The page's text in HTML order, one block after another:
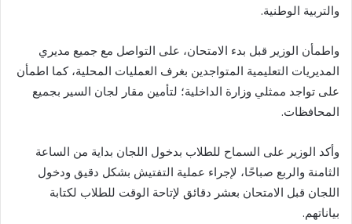
والتربية الوطنية.
واطمأن الوزير قبل بدء الامتحان، على التواصل مع جميع مديري
المديريات التعليمية المتواجدين بغرف العمليات المحلية، كما اطمأن
على تواجد ممثلي وزارة الداخلية؛ لتأمين مقار لجان السير بجميع
المحافظات.
وأكد الوزير على السماح للطلاب بدخول اللجان بداية من الساعة
الثامنة والربع صباحًا، لإجراء عملية التفتيش بشكل دقيق ودخول
اللجان قبل الامتحان بعشر دقائق لإتاحة الوقت للطلاب لكتابة
بياناتهم.